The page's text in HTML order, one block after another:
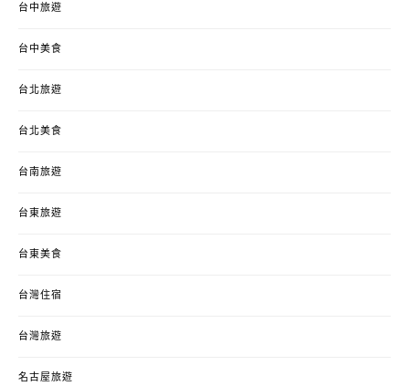
台中旅遊
台中美食
台北旅遊
台北美食
台南旅遊
台東旅遊
台東美食
台灣住宿
台灣旅遊
名古屋旅遊